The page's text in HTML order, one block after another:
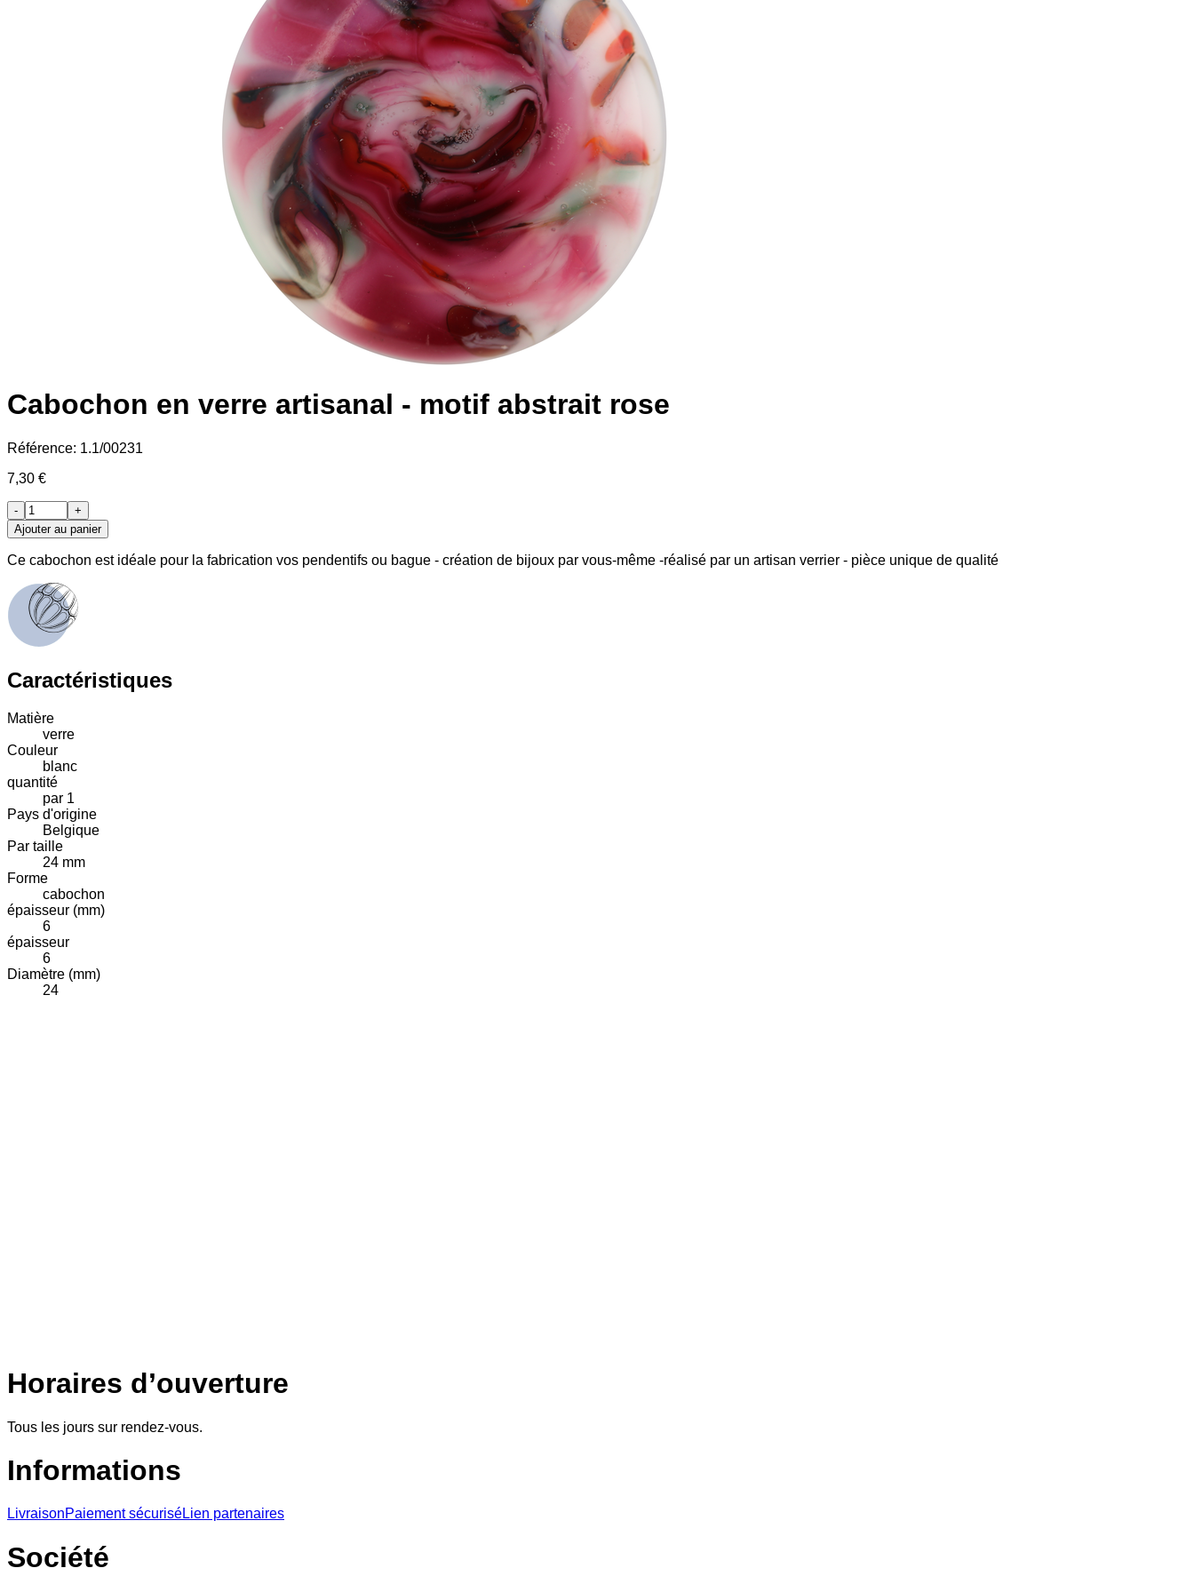
Cabochon en verre artisanal - motif abstrait rose
Référence: 1.1/00231
7,30 €
-
+
Ajouter au panier
Ce cabochon est idéale pour la fabrication vos pendentifs ou bague - création de bijoux par vous-même -réalisé par un artisan verrier - pièce unique de qualité
Caractéristiques
Matière
verre
Couleur
blanc
quantité
par 1
Pays d'origine
Belgique
Par taille
24 mm
Forme
cabochon
épaisseur (mm)
6
épaisseur
6
Diamètre (mm)
24
Horaires d’ouverture
Tous les jours sur rendez-vous.
Informations
LivraisonPaiement sécuriséLien partenaires
Société